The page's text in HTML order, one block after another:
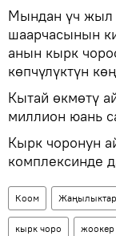
Мындан үч жыл
шаарчасынын
анын кырк
көпчүлүктүн
Кытай өкмөтү
миллион юань
Кырк чоронун
комплексинде
Коом Жаңылыктар
кырк чоро жоокер